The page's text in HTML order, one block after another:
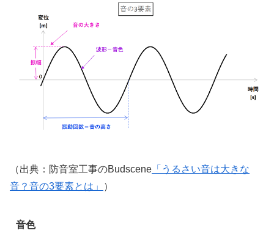
（出典：防音室工事のBudscene 「うるさい音は大きな
音？音の3要素とは」
）
音色